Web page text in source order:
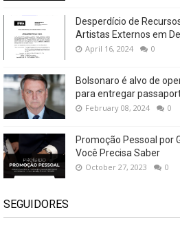
Desperdício de
Artistas Externos em
April 16, 2024 0
Bolsonaro é alvo de
para entregar
February 08, 2024 0
Promoção Pessoal por
Você Precisa Saber
October 27, 2023 0
SEGUIDORES